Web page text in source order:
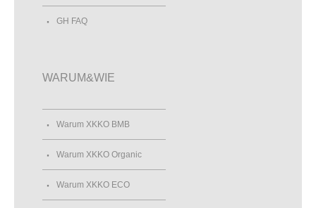
GH FAQ
WARUM&WIE
Warum XKKO BMB
Warum XKKO Organic
Warum XKKO ECO